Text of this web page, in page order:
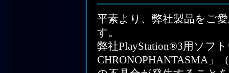
平素より、弊社製品をご
す。
弊社PlayStation®3用ソフ
CHRONOPHANTASMA」